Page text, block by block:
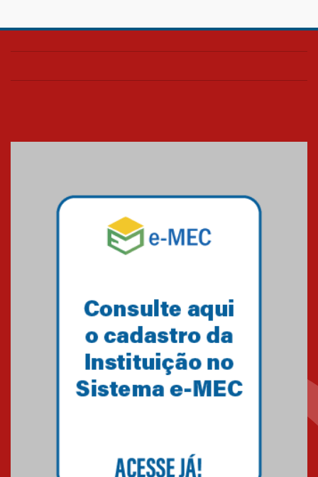
Confira como foi o culto mensal
Mackenzie mobiliza campanha
solidária para apoiar famílias em
Minas Gerais
Primeiro culto do ano ressalta o
27.02.2026